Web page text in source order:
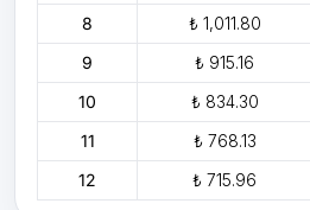
8
₺ 1,011.80
9
₺ 915.16
10
₺ 834.30
11
₺ 768.13
12
₺ 715.96